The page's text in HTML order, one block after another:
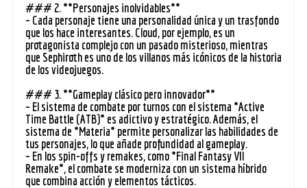
### 2. **Personajes inolvidables**
– Cada personaje tiene una personalidad única y un trasfondo
que los hace interesantes. Cloud, por ejemplo, es un
protagonista complejo con un pasado misterioso, mientras
que Sephiroth es uno de los villanos más icónicos de la historia
de los videojuegos.
### 3. **Gameplay clásico pero innovador**
– El sistema de combate por turnos con el sistema *Active
Time Battle (ATB)* es adictivo y estratégico. Además, el
sistema de *Materia* permite personalizar las habilidades de
tus personajes, lo que añade profundidad al gameplay.
– En los spin-offs y remakes, como *Final Fantasy VII
Remake*, el combate se moderniza con un sistema híbrido
que combina acción y elementos tácticos.